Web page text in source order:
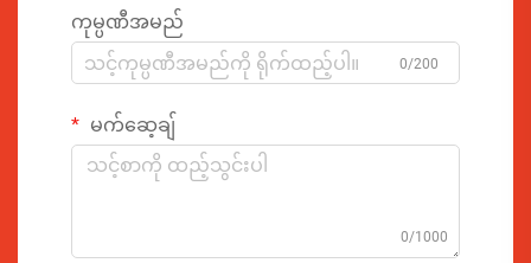
ကုမ္ပဏီအမည်
0/200
မက်ဆေ့ချ်
0/1000